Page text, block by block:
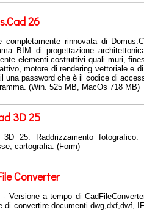
26
completamente rinnovata di
BIM di progettazione
elementi costruttivi quali muri,
motore di rendering vettoriale e
una password che è il codice di
(Win. 525 MB, MacOs 718 MB)
3D 25
3D 25. Raddrizzamento
cartografia. (Form)
Converter
- Versione a tempo di
di convertire documenti dwg,dxf,dwf,